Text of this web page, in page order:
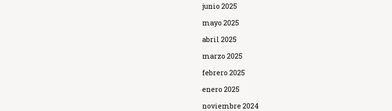
junio 2025
mayo 2025
abril 2025
marzo 2025
febrero 2025
enero 2025
noviembre 2024